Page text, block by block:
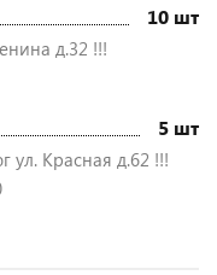
10 шт
д.32 !!!
5 шт
ул. Красная д.62 !!!